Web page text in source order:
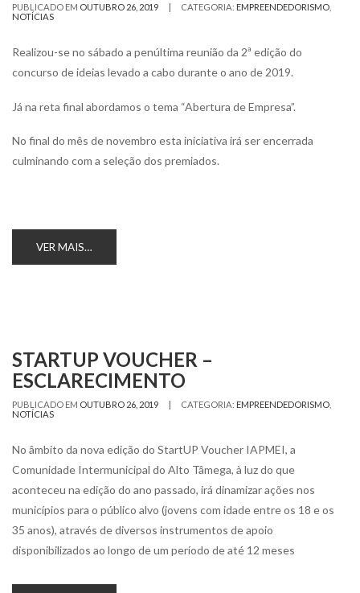
PUBLICADO EM OUTUBRO 26, 2019 | CATEGORIA: EMPREENDEDORISMO
NOTÍCIAS
Realizou-se no sábado a penúltima reunião da 2ª edição do
concurso de ideias levado a cabo durante o ano de 2019.
Já na reta final abordamos o tema “Abertura de Empresa”.
No final do mês de novembro esta iniciativa irá ser encerrada
culminando com a seleção dos premiados.
VER MAIS…
STARTUP VOUCHER –
ESCLARECIMENTO
PUBLICADO EM OUTUBRO 26, 2019 | CATEGORIA: EMPREENDEDORISMO
NOTÍCIAS
No âmbito da nova edição do StartUP Voucher IAPMEI, a
Comunidade Intermunicipal do Alto Tâmega, à luz do que
aconteceu na edição do ano passado, irá dinamizar ações nos
municípios para o público alvo (jovens com idade entre os 18 e os
35 anos), através de diversos instrumentos de apoio
disponibilizados ao longo de um período de até 12 meses